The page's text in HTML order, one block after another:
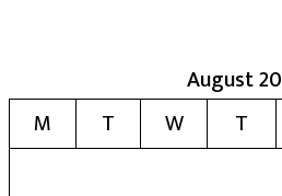
August
M
T W T